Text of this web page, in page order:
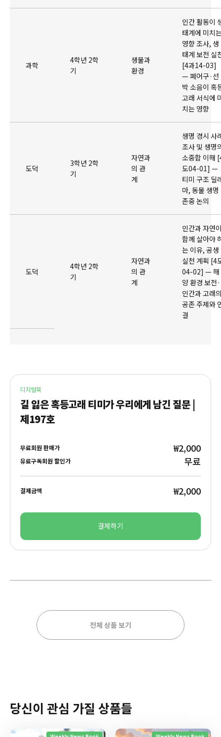
과학
4학년 2학
기
생물과
환경
인간 활동이
태계에 미치
영향 조사, 생
태계 보전 실
[4과14-03]
— 폐어구·선
박 소음이 혹
고래 서식에
치는 영향
도덕
3학년 2학
기
자연과
의 관
계
생명 경시 사
조사 및 생명
소중함 이해
도04-01] —
티미 구조 딜
마, 동물 생명
존중 논의
도덕
4학년 2학
기
자연과
의 관
계
인간과 자연
함께 살아야
는 이유, 공생
실천 계획 [4
04-02] — 해
양 환경 보전·
인간과 고래
공존 주제와
결
디지털북
길 잃은 혹등고래 티미가 우리에게 남긴 질문 |
제197호
무료회원 판매가 ₩2,000
유료구독회원 할인가 무료
결제금액 ₩2,000
결제하기
전체 상품 보기
당신이 관심 가질 상품들